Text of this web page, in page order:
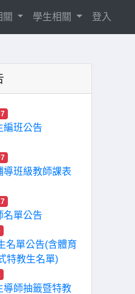
關 學生相關 登入
編班公告
導班級教師課表
名單公告
名單公告(含體育
特教生名單)
導師抽籤暨特教